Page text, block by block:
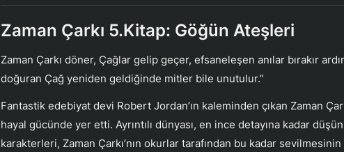
Zaman Çarkı 5.Kitap: Göğün Ateşleri
Zaman Çarkı döner, Çağlar gelip geçer, efsaneleşen anılar bırakır
doğuran Çağ yeniden geldiğinde mitler bile unutulur.”
Fantastik edebiyat devi Robert Jordan’ın kaleminden çıkan Zaman
hayal gücünde yer etti. Ayrıntılı dünyası, en ince detayına kadar
karakterleri, Zaman Çarkı’nın okurlar tarafından bu kadar